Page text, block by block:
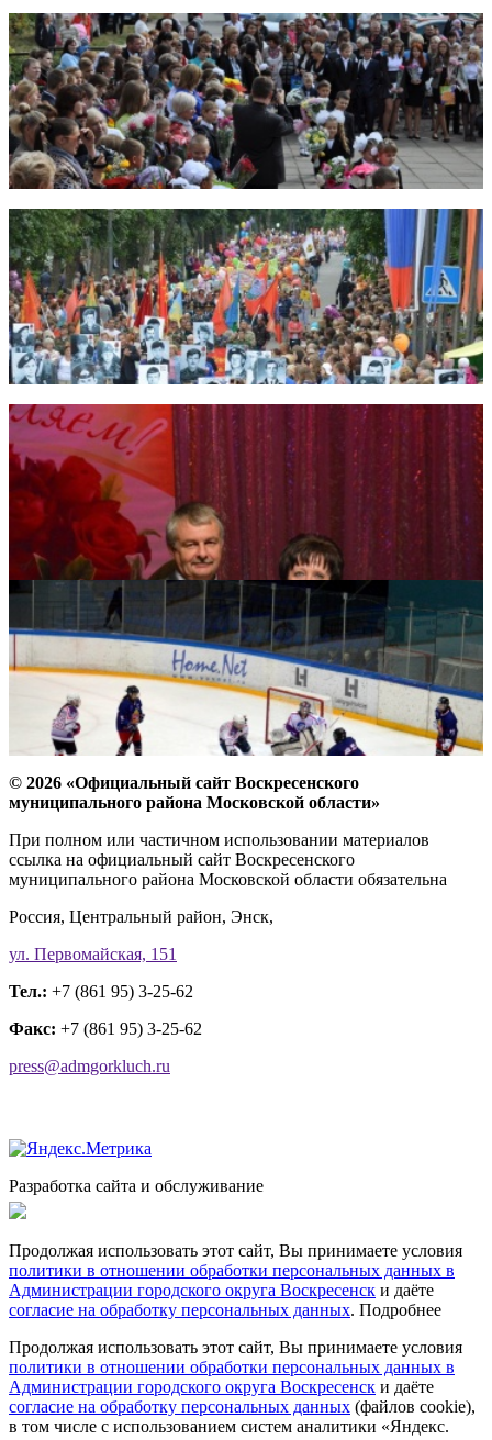
© 2026 «Официальный сайт Воскресенского
муниципального района Московской области»
При полном или частичном использовании материалов
ссылка на официальный сайт Воскресенского
муниципального района Московской области обязательна
Россия, Центральный район, Энск,
ул. Первомайская, 151
Тел.: +7 (861 95) 3-25-62
Факс: +7 (861 95) 3-25-62
press@admgorkluch.ru
Разработка сайта и обслуживание
Продолжая использовать этот сайт, Вы принимаете условия
политики в отношении обработки персональных данных в
Администрации городского округа Воскресенск и даёте
согласие на обработку персональных данных. Подробнее
Продолжая использовать этот сайт, Вы принимаете условия
политики в отношении обработки персональных данных в
Администрации городского округа Воскресенск и даёте
согласие на обработку персональных данных (файлов cookie),
в том числе с использованием систем аналитики «Яндекс.